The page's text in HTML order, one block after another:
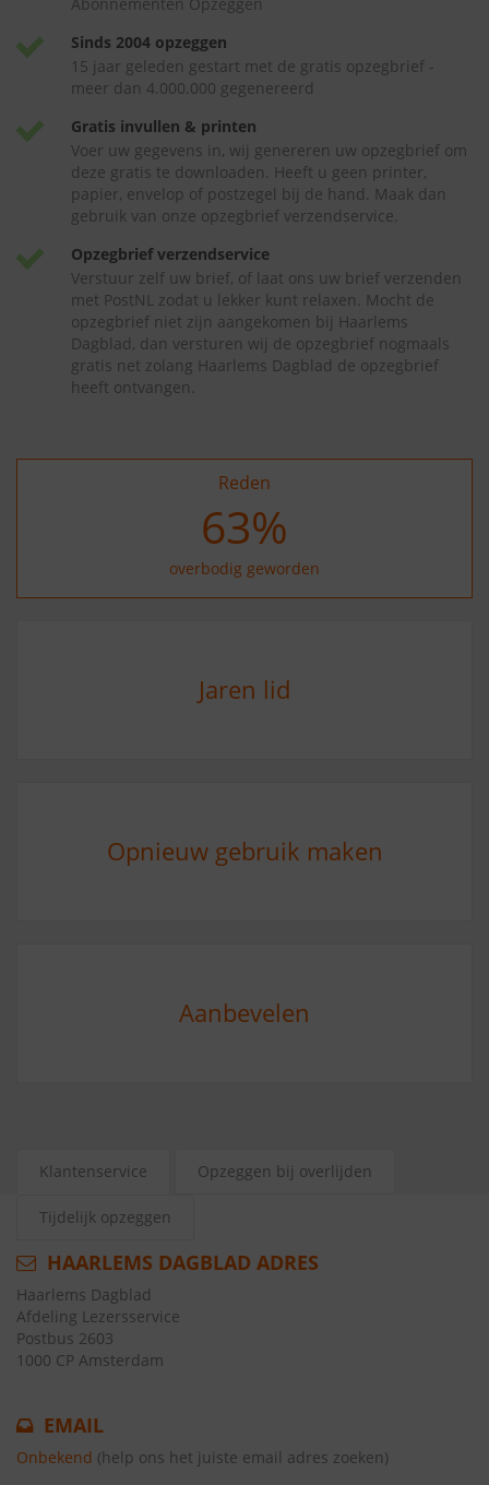
Sinds 2004 opzeggen
15 jaar geleden gestart met de gratis opzegbrief -
meer dan 4.000.000 gegenereerd
Gratis invullen & printen
Voer uw gegevens in, wij genereren uw opzegbrief om
deze gratis te downloaden. Heeft u geen printer,
papier, envelop of postzegel bij de hand. Maak dan
gebruik van onze opzegbrief verzendservice.
Opzegbrief verzendservice
Verstuur zelf uw brief, of laat ons uw brief verzenden
met PostNL zodat u lekker kunt relaxen. Mocht de
opzegbrief niet zijn aangekomen bij Haarlems
Dagblad, dan versturen wij de opzegbrief nogmaals
gratis net zolang Haarlems Dagblad de opzegbrief
heeft ontvangen.
Reden
75%
overbodig geworden
Jaren lid
Opnieuw gebruik maken
Aanbevelen
Klantenservice Opzeggen bij overlijden
Tijdelijk opzeggen
HAARLEMS DAGBLAD ADRES
Haarlems Dagblad
Afdeling Lezersservice
Postbus 2603
1000 CP Amsterdam
EMAIL
Onbekend (help ons het juiste email adres zoeken)